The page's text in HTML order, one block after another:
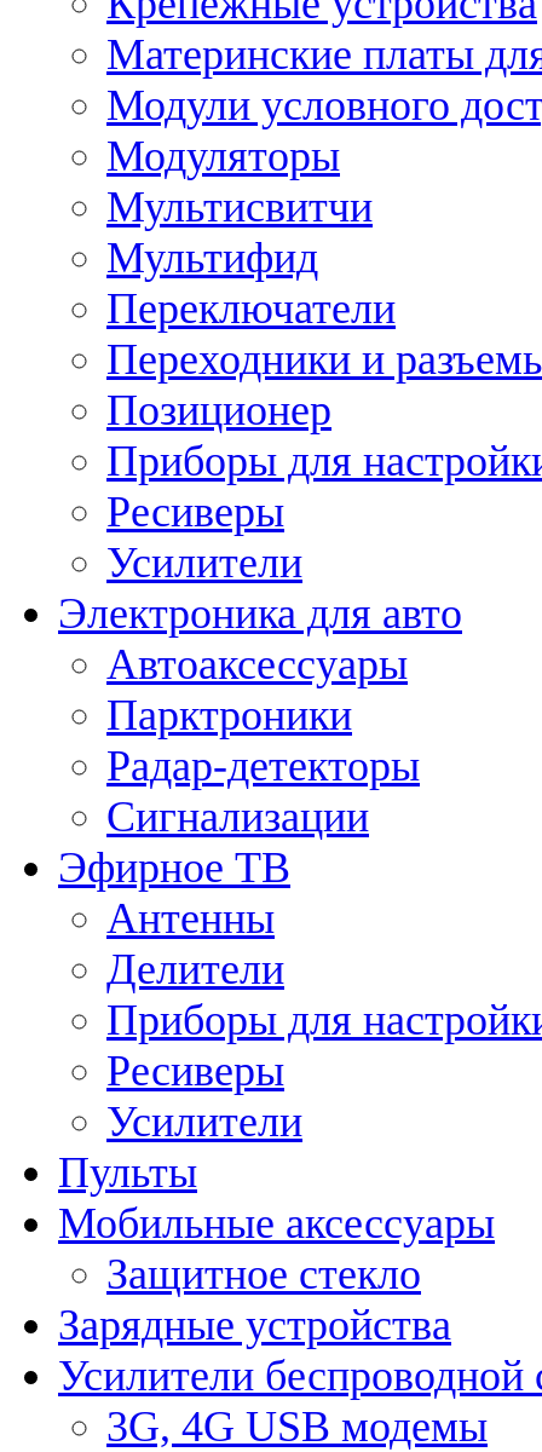
Материнские платы
Модули условного
Модуляторы
Мультисвитчи
Мультифид
Переключатели
Переходники и
Позиционер
Приборы для
Ресиверы
Усилители
Электроника для авто
Автоаксессуары
Парктроники
Радар-детекторы
Сигнализации
Эфирное ТВ
Антенны
Делители
Приборы для
Ресиверы
Усилители
Пульты
Мобильные аксессуары
Защитное стекло
Зарядные устройства
Усилители беспроводной
3G, 4G USB модемы